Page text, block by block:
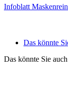
Infoblatt
Das könnte
Das könnte Sie